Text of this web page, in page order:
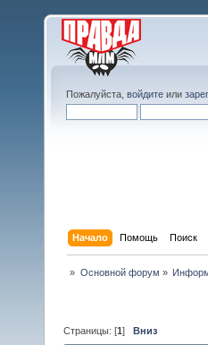
Пожалуйста, войдите или
Начало Помощь Поиск
» Основной форум »
Страницы: [1]Вниз